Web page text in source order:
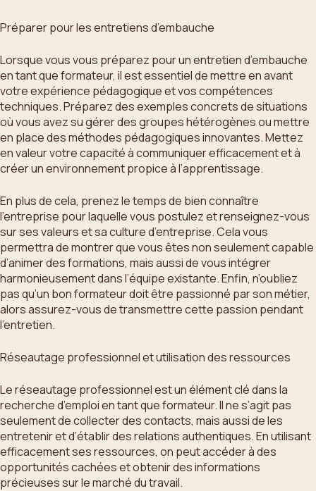
Préparer pour les entretiens d’embauche
Lorsque vous vous préparez pour un entretien d’embauche
en tant que formateur, il est essentiel de mettre en avant
votre expérience pédagogique et vos compétences
techniques. Préparez des exemples concrets de situations
où vous avez su gérer des groupes hétérogènes ou mettre
en place des méthodes pédagogiques innovantes. Mettez
en valeur votre capacité à communiquer efficacement et à
créer un environnement propice à l’apprentissage.
En plus de cela, prenez le temps de bien connaître
l’entreprise pour laquelle vous postulez et renseignez-vous
sur ses valeurs et sa culture d’entreprise. Cela vous
permettra de montrer que vous êtes non seulement capable
d’animer des formations, mais aussi de vous intégrer
harmonieusement dans l’équipe existante. Enfin, n’oubliez
pas qu’un bon formateur doit être passionné par son métier,
alors assurez-vous de transmettre cette passion pendant
l’entretien.
Réseautage professionnel et utilisation des ressources
Le réseautage professionnel est un élément clé dans la
recherche d’emploi en tant que formateur. Il ne s’agit pas
seulement de collecter des contacts, mais aussi de les
entretenir et d’établir des relations authentiques. En utilisant
efficacement ses ressources, on peut accéder à des
opportunités cachées et obtenir des informations
précieuses sur le marché du travail.